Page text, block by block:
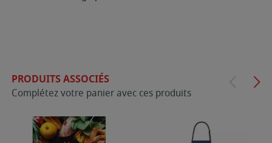
PRODUITS ASSOCIÉS
Complétez votre panier avec ces produits